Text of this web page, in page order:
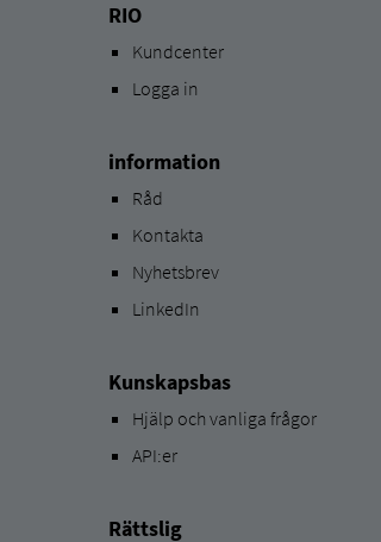
RIO
Kundcenter
Logga in
information
Råd
Kontakta
Nyhetsbrev
LinkedIn
Kunskapsbas
Hjälp och vanliga frågor
API:er
Rättslig